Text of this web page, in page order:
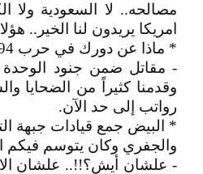
مصالحه.. لا السعودية ولا
امريكا يريدون لنا الخير..
* ماذا عن دورك في حرب 94م؟
- مقاتل ضمن جنود الوحدة
وقدمنا كثيراً من الضحايا
رواتب إلى حد الآن.
* البيض جمع قيادات جبهة
والجفري وكان يتوسم فيكم
- علشان أيش؟!!.. علشان